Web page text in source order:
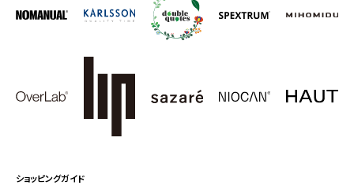
ショッピングガイド